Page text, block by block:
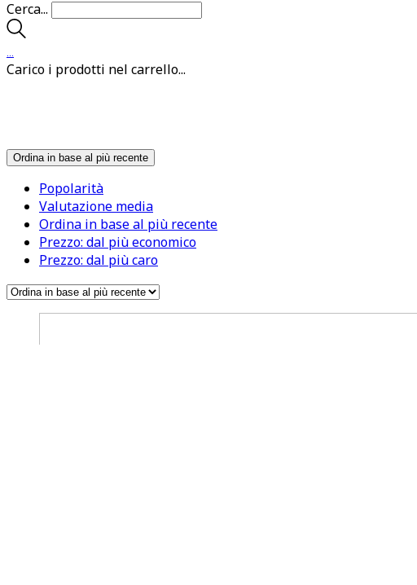
Cerca...
…
Carico i prodotti nel carrello...
Ordina in base al più recente
Popolarità
Valutazione media
Ordina in base al più recente
Prezzo: dal più economico
Prezzo: dal più caro